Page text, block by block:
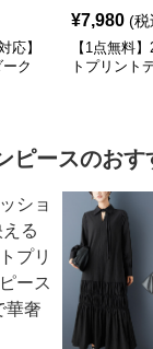
応】
ク
¥7,980 (税
【1点無料
トプリント
ピースのおす